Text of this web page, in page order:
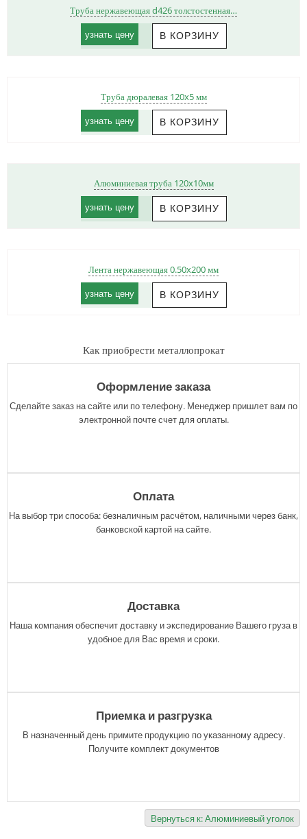
Труба нержавеющая d426 толстостенная…
узнать цену
Труба дюралевая 120x5 мм
узнать цену
Алюминиевая труба 120x10мм
узнать цену
Лента нержавеющая 0.50x200 мм
узнать цену
Как приобрести металлопрокат
Оформление заказа
Сделайте заказ на сайте или по телефону. Менеджер пришлет вам по
электронной почте счет для оплаты.
Оплата
На выбор три способа: безналичным расчётом, наличными через банк,
банковской картой на сайте.
Доставка
Наша компания обеспечит доставку и экспедирование Вашего груза в
удобное для Вас время и сроки.
Приемка и разгрузка
В назначенный день примите продукцию по указанному адресу.
Получите комплект документов
Вернуться к: Алюминиевый уголок